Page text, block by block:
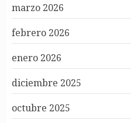
marzo 2026
febrero 2026
enero 2026
diciembre 2025
octubre 2025